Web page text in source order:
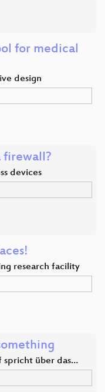
for medical
design
firewall?
devices
research facility
spricht über das…